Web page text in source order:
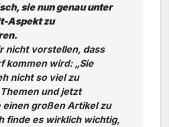
sie nun genau unter
Aspekt zu
nicht vorstellen, dass
kommen wird: „Sie
nicht so viel zu
und jetzt
einen großen Artikel zu
finde es wirklich wichtig,